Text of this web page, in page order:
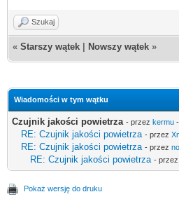
Szukaj
« Starszy wątek Nowszy wątek »
Wiadomości w tym wątku
Czujnik jakości powietrza - przez kermu
RE: Czujnik jakości powietrza - przez
RE: Czujnik jakości powietrza - przez
RE: Czujnik jakości powietrza - przez
Pokaż wersję do druku